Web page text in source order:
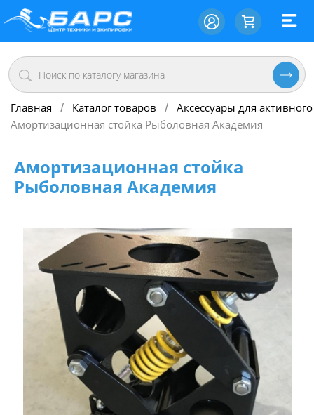
Главная / Каталог товаров / Аксессуары для
Амортизационная стойка Рыболовная Академия
Амортизационная стойка
Рыболовная Академия